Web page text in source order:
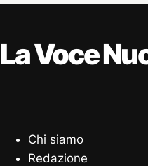
La Voce
Chi siamo
Redazione